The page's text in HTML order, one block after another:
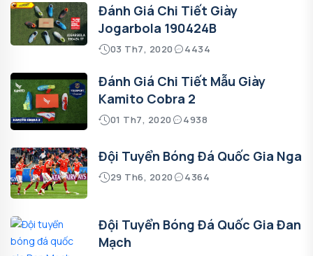
Đánh Giá Chi Tiết Giày
Jogarbola 190424B
03 Th7, 2020 4434
Đánh Giá Chi Tiết Mẫu Giày
Kamito Cobra 2
01 Th7, 2020 4938
Đội Tuyển Bóng Đá Quốc Gia Nga
29 Th6, 2020 4364
Đội Tuyển Bóng Đá Quốc Gia Đan
Mạch